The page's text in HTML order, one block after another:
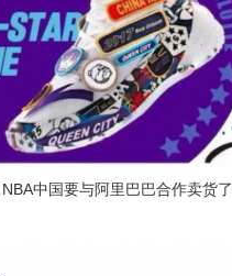
中国要与阿里巴巴合作卖货了